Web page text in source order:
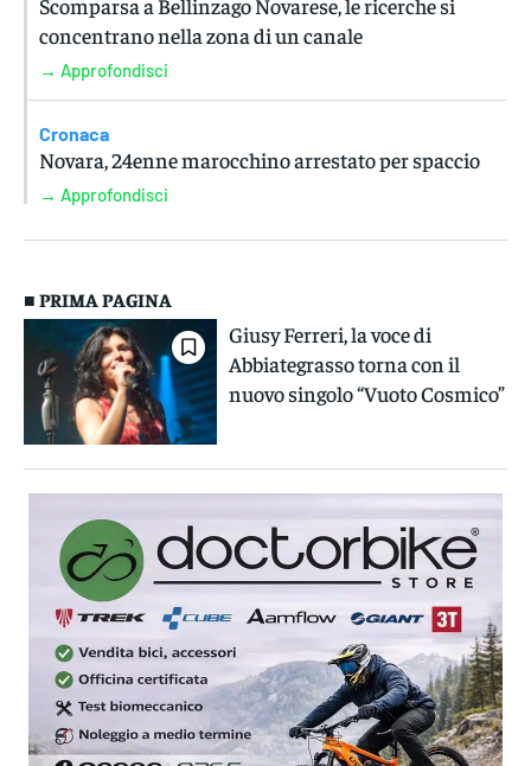
concentrano nella zona di un canale
→ Approfondisci
Cronaca
Novara, 24enne marocchino arrestato per spaccio
→ Approfondisci
■ PRIMA PAGINA
Giusy Ferreri, la voce di
Abbiategrasso torna con il
nuovo singolo “Vuoto Cosmico”